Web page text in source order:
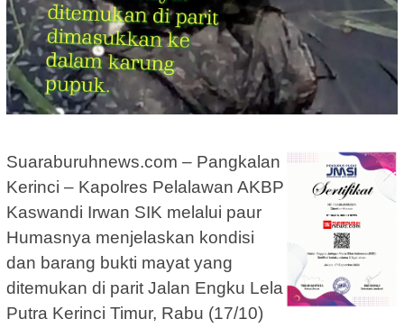
Suaraburuhnews.com – Pangkalan
Kerinci – Kapolres Pelalawan AKBP
Kaswandi Irwan SIK melalui paur
Humasnya menjelaskan kondisi
dan barang bukti mayat yang
ditemukan di parit Jalan Engku Lela
Putra Kerinci Timur, Rabu (17/10)